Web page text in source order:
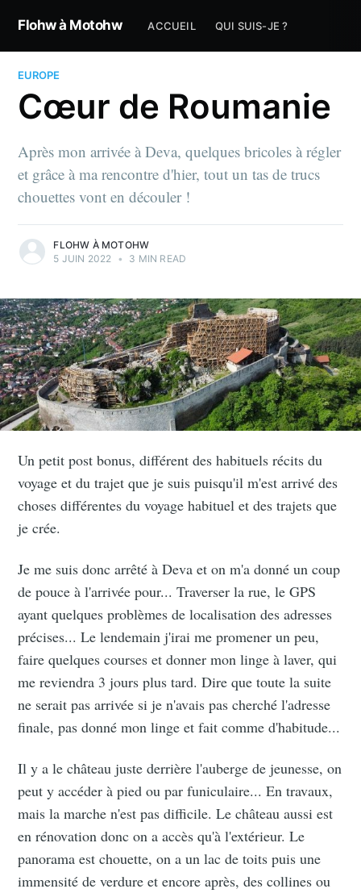
Flohw à Motohw ACCUEIL QUI SUIS-JE ?
EUROPE
Cœur de Roumanie
Après mon arrivée à Deva, quelques bricoles à régler
et grâce à ma rencontre d'hier, tout un tas de trucs
chouettes vont en découler !
FLOHW À MOTOHW
5 JUIN 2022 • 3 MIN READ
Un petit post bonus, différent des habituels récits du
voyage et du trajet que je suis puisqu'il m'est arrivé des
choses différentes du voyage habituel et des trajets que
je crée.
Je me suis donc arrêté à Deva et on m'a donné un coup
de pouce à l'arrivée pour... Traverser la rue, le GPS
ayant quelques problèmes de localisation des adresses
précises... Le lendemain j'irai me promener un peu,
faire quelques courses et donner mon linge à laver, qui
me reviendra 3 jours plus tard. Dire que toute la suite
ne serait pas arrivée si je n'avais pas cherché l'adresse
finale, pas donné mon linge et fait comme d'habitude...
Il y a le château juste derrière l'auberge de jeunesse, on
peut y accéder à pied ou par funiculaire... En travaux,
mais la marche n'est pas difficile. Le château aussi est
en rénovation donc on a accès qu'à l'extérieur. Le
panorama est chouette, on a un lac de toits puis une
immensité de verdure et encore après, des collines ou